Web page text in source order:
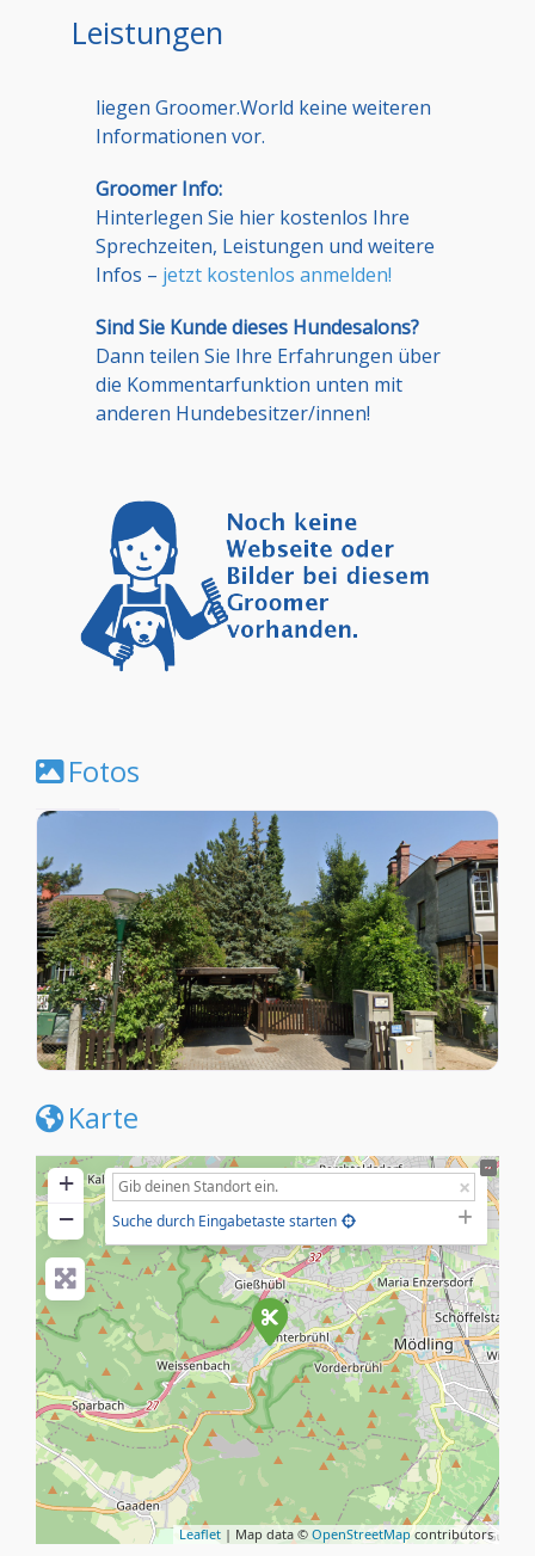
Leistungen
liegen Groomer.World keine weiteren
Informationen vor.
Groomer Info:
Hinterlegen Sie hier kostenlos Ihre
Sprechzeiten, Leistungen und weitere
Infos – jetzt kostenlos anmelden!
Sind Sie Kunde dieses Hundesalons?
Dann teilen Sie Ihre Erfahrungen über
die Kommentarfunktion unten mit
anderen Hundebesitzer/innen!
Fotos
Karte
+
−
Suche durch Eingabetaste starten
Leaflet | Map data © OpenStreetMap contributors